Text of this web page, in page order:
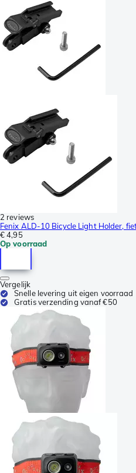
2 reviews
Fenix ALD-10 Bicycle Light Holder,
€ 4,95
Op voorraad
Vergelijk
Snelle levering uit eigen voorraad
Gratis verzending vanaf €50